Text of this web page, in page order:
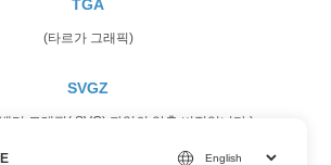
TGA
(타르가 그래픽)
SVGZ
터 그래픽(.SVG) 파일의 압축 버전입니다.)